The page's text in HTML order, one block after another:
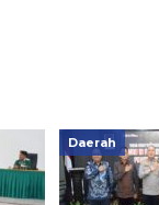
Daerah